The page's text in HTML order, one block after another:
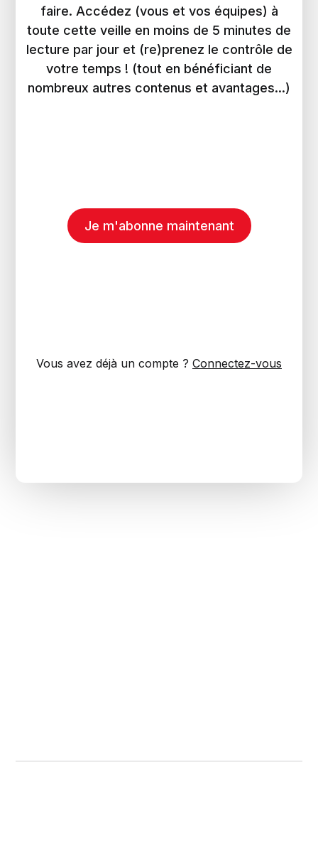
faire. Accédez (vous et vos équipes) à
toute cette veille en moins de 5 minutes de
lecture par jour et (re)prenez le contrôle de
votre temps ! (tout en bénéficiant de
nombreux autres contenus et avantages...)
Je m'abonne maintenant
Vous avez déjà un compte ? Connectez-vous